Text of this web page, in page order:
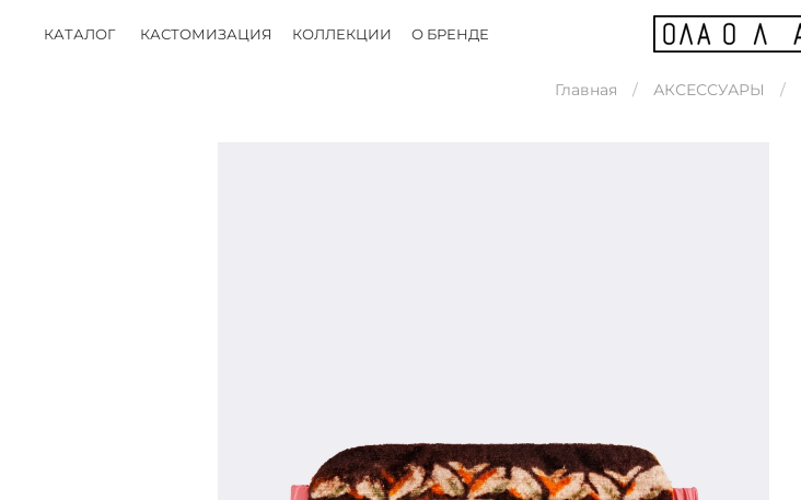
КАТАЛОГ КАСТОМИЗАЦИЯ КОЛЛЕКЦИИ О БРЕНДЕ
Главная АКСЕССУАРЫ